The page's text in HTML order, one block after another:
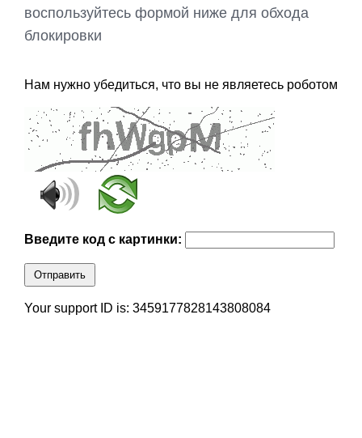
воспользуйтесь формой ниже для обхода
блокировки
Нам нужно убедиться, что вы не являетесь роботом
Введите код с картинки:
Отправить
Your support ID is: 3459177828143808084